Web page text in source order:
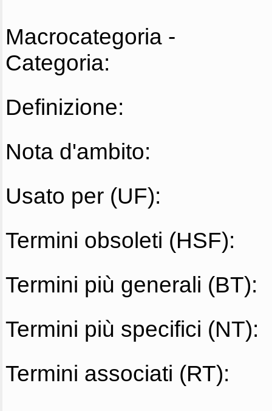
Macrocategoria -
Categoria:
Definizione:
Nota d'ambito:
Usato per (UF):
Termini obsoleti (HSF):
Termini più generali (BT):
Termini più specifici (NT):
Termini associati (RT):